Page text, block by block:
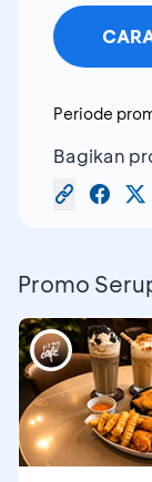
Periode
Bagikan
Promo